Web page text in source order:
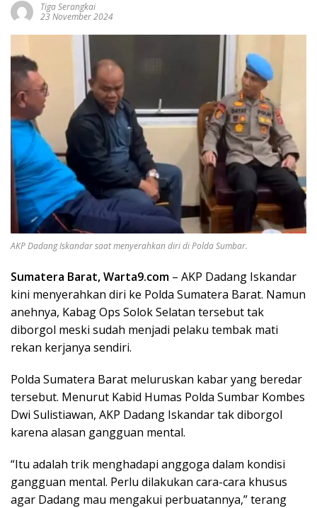
Tiga Serangkai
23 November 2024
AKP Dadang Iskandar saat menyerahkan diri di Polda Sumbar.
Sumatera Barat, Warta9.com – AKP Dadang Iskandar
kini menyerahkan diri ke Polda Sumatera Barat. Namun
anehnya, Kabag Ops Solok Selatan tersebut tak
diborgol meski sudah menjadi pelaku tembak mati
rekan kerjanya sendiri.
Polda Sumatera Barat meluruskan kabar yang beredar
tersebut. Menurut Kabid Humas Polda Sumbar Kombes
Dwi Sulistiawan, AKP Dadang Iskandar tak diborgol
karena alasan gangguan mental.
“Itu adalah trik menghadapi anggoga dalam kondisi
gangguan mental. Perlu dilakukan cara-cara khusus
agar Dadang mau mengakui perbuatannya,” terang